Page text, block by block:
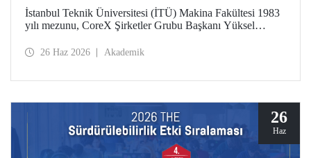
İstanbul Teknik Üniversitesi (İTÜ) Makina Fakültesi 1983
yılı mezunu, CoreX Şirketler Grubu Başkanı Yüksel
için 25 Haziran 2026 Perşembe günü İTÜ Rektörlük
26 Haz 2026 Akademik
26
Haz